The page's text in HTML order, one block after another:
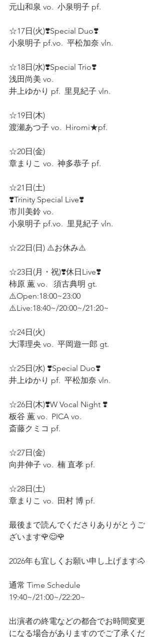
元山和泉 vo.  小泉明子 pf.
☆17日(火)❣️Special Duo❣️
小泉明子 pf.vo.  平松加奈 vln.
☆18日(水)❣️Special Trio❣️
浅田尚美 vo.
井上ゆかり pf.  里見紀子 vln.
☆19日(木)
渡瀬あつ子 vo.  Hiromi★pf.
☆20日(金)
章まりこ vo.  神多恭子 pf.
☆21日(土)
❣️Trinity Special Live❣️
市川美鈴 vo.
小泉明子 pf.vo.  里見紀子 vln.
☆22日(日) ⚠️お休み⚠️
☆23日(月・祝)❣️休日Live❣️
柿原 薫 vo.   須古典明 gt.
⚠️Open:18:00~23:00
⚠️Live:18:40~/20:00~/21:20~
☆24日(火)
大澤理央 vo.  平岡遊一郎 gt.
☆25日(水) ❣️Special Duo❣️
井上ゆかり pf.  平松加奈 vln.
☆26日(木)❣️W Vocal Night ❣️
板谷 薫 vo.  PICA vo.
斎藤クミコ pf.
☆27日(金)
向井伸子 vo.  楠 直孝 pf.
☆28日(土)
章まりこ vo.  田村 博 pf.
最後まで読んでくださりありがとうご
ざいます🌹😊🌹
2026年も宜しくお願い申し上げます🐴
通常 Time Schedule
19:40~/21:00~/22:20~
出演者の終電などの都合でお時間変更
になる場合がありますのでご了承くだ